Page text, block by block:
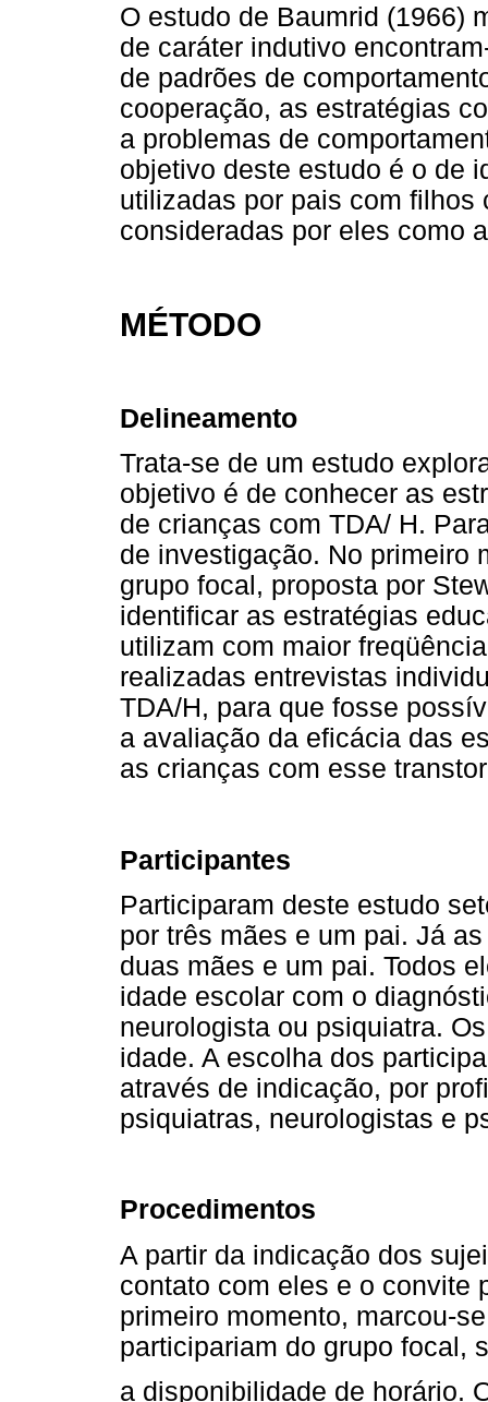
O estudo de Baumrid (1966)
de caráter indutivo
de padrões de
cooperação, as estratégias
a problemas de
objetivo deste estudo é o de
utilizadas por pais com filhos
consideradas por eles como
MÉTODO
Delineamento
Trata-se de um estudo
objetivo é de conhecer as
de crianças com TDA/ H.
de investigação. No primeiro
grupo focal, proposta por
identificar as estratégias
utilizam com maior
realizadas entrevistas
TDA/H, para que fosse
a avaliação da eficácia das
as crianças com esse
Participantes
Participaram deste estudo
por três mães e um pai. Já
duas mães e um pai. Todos
idade escolar com o
neurologista ou psiquiatra.
idade. A escolha dos
através de indicação, por
psiquiatras, neurologistas e
Procedimentos
A partir da indicação dos
contato com eles e o convite
primeiro momento, marcou-
participariam do grupo focal,
a disponibilidade de horário.